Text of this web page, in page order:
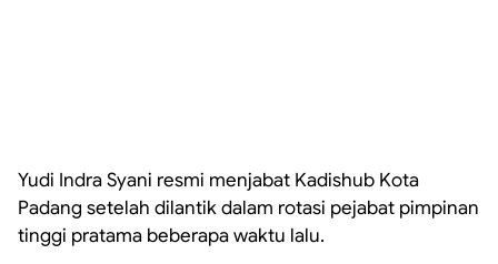
Yudi Indra Syani resmi menjabat Kadishub Kota
Padang setelah dilantik dalam rotasi pejabat pimpinan
tinggi pratama beberapa waktu lalu.